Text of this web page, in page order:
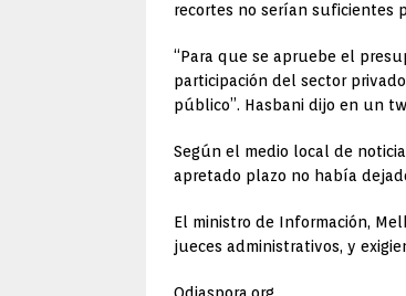
recortes no serían suficientes
“Para que se apruebe el
participación del sector
público”. Hasbani dijo en un
Según el medio local de
apretado plazo no había
El ministro de Información,
jueces administrativos, y
Odiaspora.org